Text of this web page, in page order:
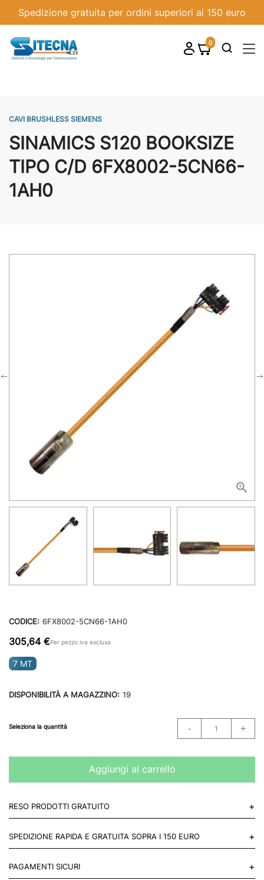
Spedizione gratuita per ordini superiori ai 150 euro
 shopping_cart0
CAVI BRUSHLESS SIEMENS
SINAMICS S120 BOOKSIZE
TIPO C/D 6FX8002-5CN66-
1AH0
CODICE: 6FX8002-5CN66-1AH0
305,64 €Per pezzo iva esclusa
7 MT
DISPONIBILITÀ A MAGAZZINO: 19
Seleziona la quantità
Aggiungi al carrello
RESO PRODOTTI GRATUITO +
Mettiti in contatto con noi
SPEDIZIONE RAPIDA E GRATUITA SOPRA I 150 EURO +
del mondo.
PAGAMENTI SICURI +